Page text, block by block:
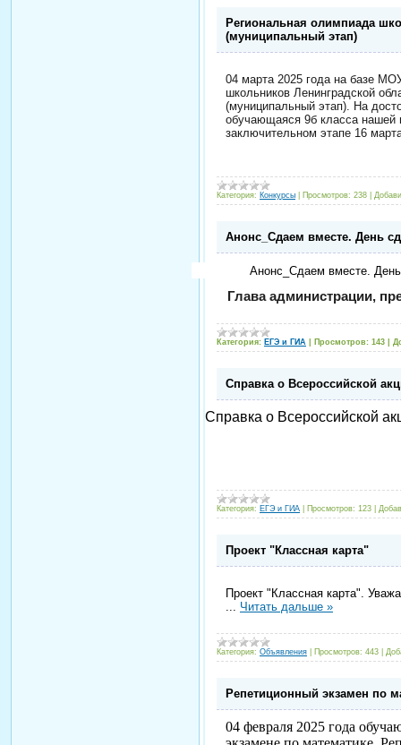
Региональная олимпиада
(муниципальный этап)
04 марта 2025 года на базе
школьников Ленинградской
(муниципальный этап). На
обучающаяся 9б класса
заключительном этапе 16
Категория: Конкурсы Просмотров: 238
Анонс_Сдаем вместе. День
Анонс_Сдаем вместе.
Глава администрации,
Категория: ЕГЭ и ГИА Просмотров: 143
Справка о Всероссийской
Справка о Всероссийской
Категория: ЕГЭ и ГИА Просмотров: 123
Проект "Классная карта"
Проект "Классная карта".
... Читать дальше »
Категория: Объявления Просмотров: 443
Репетиционный экзамен по
04 февраля 2025 года